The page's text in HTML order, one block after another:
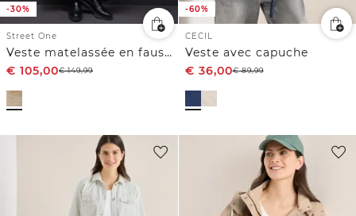
-30%
Street One
Veste matelassée en fausse fourrure
€ 105,00€149,99
-60%
CECIL
Veste avec capuche
€ 36,00€89,99